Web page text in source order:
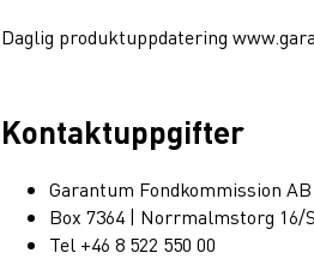
Daglig produktuppdatering
Kontaktuppgifter
Garantum Fondkommission AB
Box 7364 | Norrmalmstorg 16/
Tel +46 8 522 550 00